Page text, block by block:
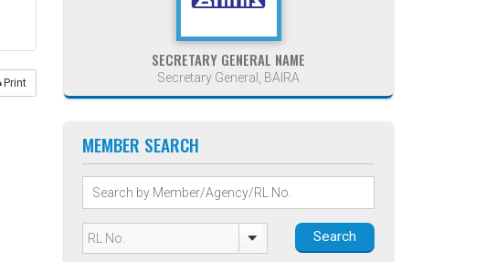
Print
SECRETARY GENERAL NAME
Secretary General, BAIRA
MEMBER SEARCH
Search